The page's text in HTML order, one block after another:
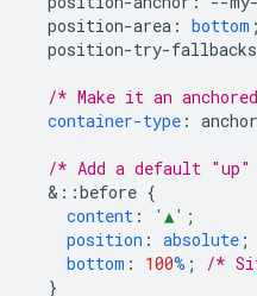
position-area : bottom ;
position-try-fallbacks
/* Make it an
container-type :
/* Add a default
& ::before {
content : '▲' ;
position : absolute ;
bottom : 100% ;
/*
}